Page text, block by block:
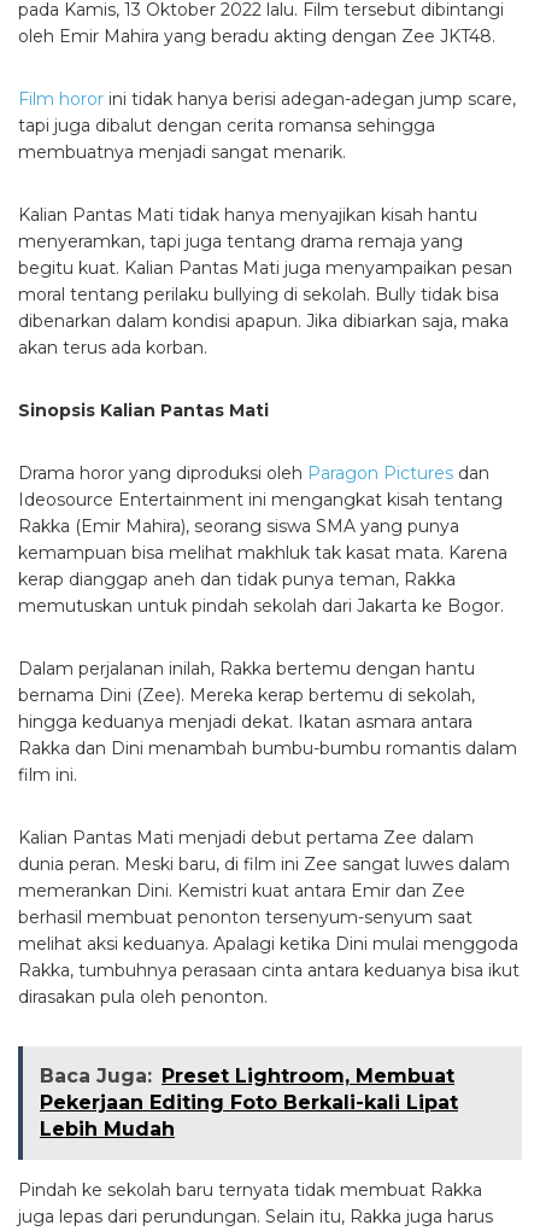
pada Kamis, 13 Oktober 2022 lalu. Film tersebut dibintangi
oleh Emir Mahira yang beradu akting dengan Zee JKT48.
Film horor ini tidak hanya berisi adegan-adegan jump scare,
tapi juga dibalut dengan cerita romansa sehingga
membuatnya menjadi sangat menarik.
Kalian Pantas Mati tidak hanya menyajikan kisah hantu
menyeramkan, tapi juga tentang drama remaja yang
begitu kuat. Kalian Pantas Mati juga menyampaikan pesan
moral tentang perilaku bullying di sekolah. Bully tidak bisa
dibenarkan dalam kondisi apapun. Jika dibiarkan saja, maka
akan terus ada korban.
Sinopsis Kalian Pantas Mati
Drama horor yang diproduksi oleh Paragon Pictures dan
Ideosource Entertainment ini mengangkat kisah tentang
Rakka (Emir Mahira), seorang siswa SMA yang punya
kemampuan bisa melihat makhluk tak kasat mata. Karena
kerap dianggap aneh dan tidak punya teman, Rakka
memutuskan untuk pindah sekolah dari Jakarta ke Bogor.
Dalam perjalanan inilah, Rakka bertemu dengan hantu
bernama Dini (Zee). Mereka kerap bertemu di sekolah,
hingga keduanya menjadi dekat. Ikatan asmara antara
Rakka dan Dini menambah bumbu-bumbu romantis dalam
film ini.
Kalian Pantas Mati menjadi debut pertama Zee dalam
dunia peran. Meski baru, di film ini Zee sangat luwes dalam
memerankan Dini. Kemistri kuat antara Emir dan Zee
berhasil membuat penonton tersenyum-senyum saat
melihat aksi keduanya. Apalagi ketika Dini mulai menggoda
Rakka, tumbuhnya perasaan cinta antara keduanya bisa ikut
dirasakan pula oleh penonton.
Baca Juga: Preset Lightroom, Membuat
Pekerjaan Editing Foto Berkali-kali Lipat
Lebih Mudah
Pindah ke sekolah baru ternyata tidak membuat Rakka
juga lepas dari perundungan. Selain itu, Rakka juga harus